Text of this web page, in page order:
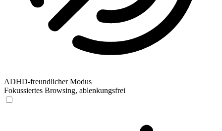
ADHD-freundlicher Modus
Fokussiertes Browsing, ablenkungsfrei